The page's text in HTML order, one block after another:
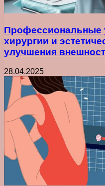
Профессиональные
хирургии и
улучшения
28.04.2025